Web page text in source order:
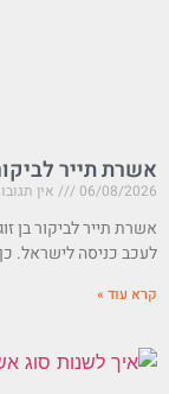
אשרת תייר
06/08/2026 אין
אשרת תייר לביקור בן
לעכב כניסה לישראל.
קרא עוד »